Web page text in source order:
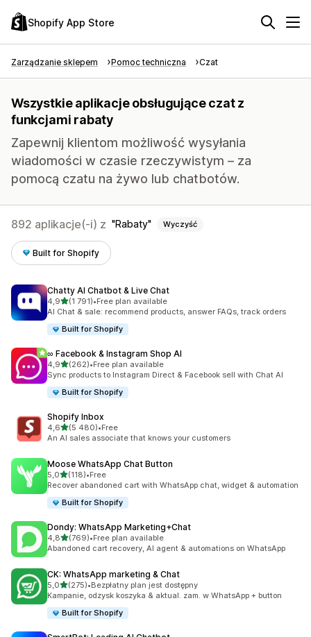
Shopify App Store
Zarządzanie sklepem Pomoc techniczna Czat
Wszystkie aplikacje obsługujące czat z
funkcjami rabaty
Zapewnij klientom możliwość wysyłania
wiadomości w czasie rzeczywistym – za
pomocą czatu na żywo lub chatbotów.
892 aplikacje(-i) z Rabaty Wyczyść
Built for Shopify
Chatty AI Chatbot & Live Chat
4,9na 5 gwiazdek
(1 791)
Łączna liczba recenzji: 1791
•Free plan available
AI Chat & sale: recommend products, answer FAQs, track orders
Built for Shopify
∞ Facebook & Instagram Shop AI
4,9na 5 gwiazdek
(262)
Łączna liczba recenzji: 262
•Free plan available
Sync products to Instagram Direct & Facebook sell with Chat AI
Built for Shopify
Shopify Inbox
4,6na 5 gwiazdek
(5 480)
Łączna liczba recenzji: 5480
•Free
An AI sales associate that knows your customers
Moose WhatsApp Chat Button
5,0na 5 gwiazdek
(118)
Łączna liczba recenzji: 118
•Free
Recover abandoned cart with WhatsApp chat, widget & automation
Built for Shopify
Dondy: WhatsApp Marketing+Chat
4,8na 5 gwiazdek
(769)
Łączna liczba recenzji: 769
•Free plan available
Abandoned cart recovery, AI agent & automations on WhatsApp
CK: WhatsApp marketing & Chat
5,0na 5 gwiazdek
(275)
Łączna liczba recenzji: 275
•Bezpłatny plan jest dostępny
Kampanie, odzysk koszyka & aktual. zam. w WhatsApp + button
Built for Shopify